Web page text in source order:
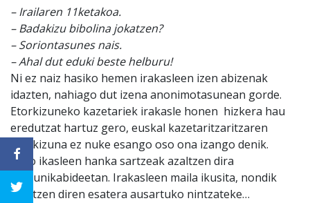
– Irailaren 11ketakoa.
– Badakizu bibolina jokatzen?
– Soriontasunes nais.
– Ahal dut eduki beste helburu!
Ni ez naiz hasiko hemen irakasleen izen abizenak
idazten, nahiago dut izena anonimotasunean gorde.
Etorkizuneko kazetariek irakasle honen hizkera hau
eredutzat hartuz gero, euskal kazetaritzaritzaren
etorkizuna ez nuke esango oso ona izango denik.
Gero ikasleen hanka sartzeak azaltzen dira
komunikabideetan. Irakasleen maila ikusita, nondik
etortzen diren esatera ausartuko nintzateke…